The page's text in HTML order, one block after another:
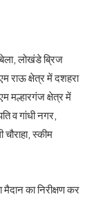
लोखंडे ब्रिज
राऊ क्षेत्र में दशहरा
मल्हारगंज क्षेत्र में
व गांधी नगर,
स्कीम
का निरीक्षण कर